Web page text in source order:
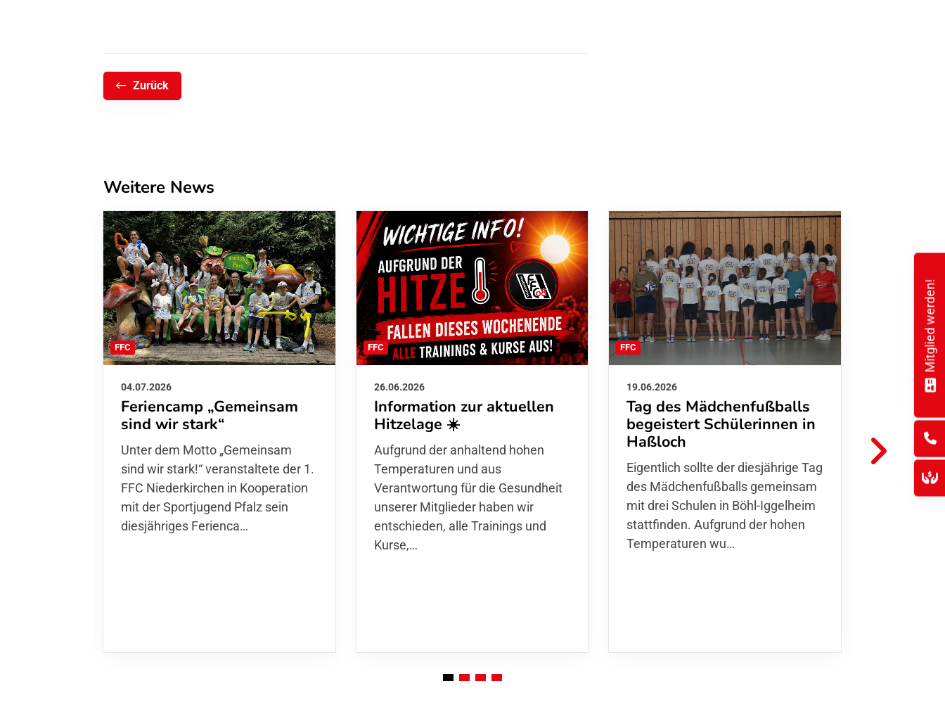
Zurück
Weitere News
FFC
04.07.2026
Feriencamp „Gemeinsam
sind wir stark“
Unter dem Motto „Gemeinsam sind
wir stark!“ veranstaltete der 1. FFC
Niederkirchen in Kooperation mit
der Sportjugend Pfalz sein
diesjähriges Ferienca…
FFC
26.06.2026
Information zur aktuellen
Hitzelage ☀️
Aufgrund der anhaltend hohen
Temperaturen und aus
Verantwortung für die Gesundheit
unserer Mitglieder haben wir
entschieden, alle Trainings und
Kurse,…
FFC
19.06.2026
Tag des Mädchenfußballs
begeistert Schülerinnen in
Haßloch
Eigentlich sollte der diesjährige Tag
des Mädchenfußballs gemeinsam
mit drei Schulen in Böhl-Iggelheim
stattfinden. Aufgrund der hohen
Temperaturen wu…
01.06.2026
FFC
Hoffmann
Thomas
den
Mitglied werden!